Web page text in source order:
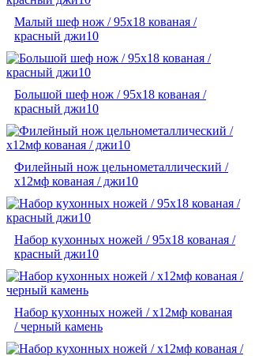
Малый шеф нож / 95х18 кованая /
красный джи10
Большой шеф нож / 95х18 кованая /
красный джи10
Филейный нож цельнометаллический /
х12мф кованая / джи10
Набор кухонных ножей / 95х18 кованая /
красный джи10
Набор кухонных ножей / х12мф кованая
/ черный камень